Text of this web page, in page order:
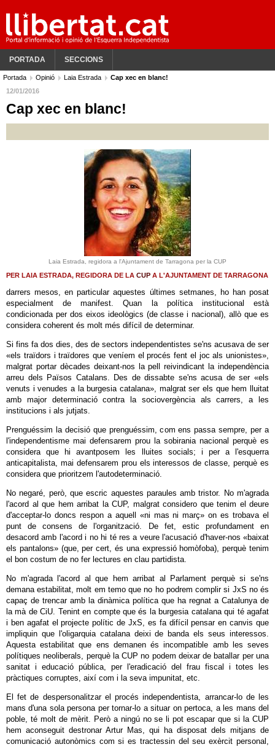
PORTADA SECCIONS
Portada Opinió Laia Estrada
Cap xec en blanc!
12/01/2016
Cap xec en blanc!
Laia Estrada, regidora a l'Ajuntament de Tarragona per la CUP
PER LAIA ESTRADA, REGIDORA DE LA CUP A L'AJUNTAMENT DE TARRAGONA
darrers mesos, en particular aquestes últimes setmanes, ho han posat
especialment de manifest. Quan la política institucional està
condicionada per dos eixos ideològics (de classe i nacional), allò que es
considera coherent és molt més difícil de determinar.
Si fins fa dos dies, des de sectors independentistes se'ns acusava de ser
«els traïdors i traïdores que veníem el procés fent el joc als unionistes»,
malgrat portar dècades deixant-nos la pell reivindicant la independència
arreu dels Països Catalans. Des de dissabte se'ns acusa de ser «els
venuts i venudes a la burgesia catalana», malgrat ser els que hem lluitat
amb major determinació contra la sociovergència als carrers, a les
institucions i als jutjats.
Prenguéssim la decisió que prenguéssim, com ens passa sempre, per a
l'independentisme mai defensarem prou la sobirania nacional perquè es
considera que hi avantposem les lluites socials; i per a l'esquerra
anticapitalista, mai defensarem prou els interessos de classe, perquè es
considera que prioritzem l'autodeterminació.
No negaré, però, que escric aquestes paraules amb tristor. No m'agrada
l'acord al que hem arribat la CUP, malgrat considero que tenim el deure
d'acceptar-lo doncs respon a aquell «ni mas ni març» on es trobava el
punt de consens de l'organització. De fet, estic profundament en
desacord amb l'acord i no hi té res a veure l'acusació d'haver-nos «baixat
els pantalons» (que, per cert, és una expressió homòfoba), perquè tenim
el bon costum de no fer lectures en clau partidista.
No m'agrada l'acord al que hem arribat al Parlament perquè si se'ns
demana estabilitat, molt em temo que no ho podrem complir si JxS no és
capaç de trencar amb la dinàmica política que ha regnat a Catalunya de
la mà de CiU. Tenint en compte que és la burgesia catalana qui té agafat
i ben agafat el projecte polític de JxS, es fa difícil pensar en canvis que
impliquin que l'oligarquia catalana deixi de banda els seus interessos.
Aquesta estabilitat que ens demanen és incompatible amb les seves
polítiques neoliberals, perquè la CUP no podem deixar de batallar per una
sanitat i educació pública, per l'eradicació del frau fiscal i totes les
pràctiques corruptes, així com i la seva impunitat, etc.
El fet de despersonalitzar el procés independentista, arrancar-lo de les
mans d'una sola persona per tornar-lo a situar on pertoca, a les mans del
poble, té molt de mèrit. Però a ningú no se li pot escapar que si la CUP
hem aconseguit destronar Artur Mas, qui ha disposat dels mitjans de
comunicació autonòmics com si es tractessin del seu exèrcit personal,